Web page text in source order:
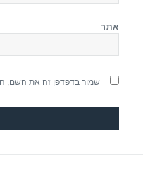
אתר
שמור בדפדפן זה את השם,